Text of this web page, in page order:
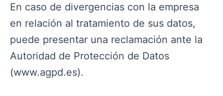
En caso de divergencias con la empresa
en relación al tratamiento de sus datos,
puede presentar una reclamación ante la
Autoridad de Protección de Datos
(www.agpd.es).